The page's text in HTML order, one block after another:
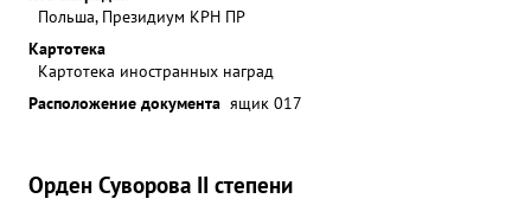
Польша, Президиум КРН ПР
Картотека
Картотека иностранных наград
Расположение документа ящик 017
Орден Суворова II степени